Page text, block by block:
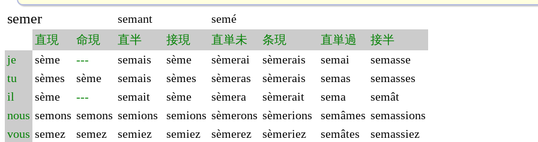
semer semant
semé
直現
命現 直半 接現 直単未 条現 直単過
接半
je
sème --- semais sème sèmerai sèmerais semai
semasse
tu
sèmes sème semais sèmes sèmeras sèmerais semas
semasses
il
sème --- semait sème sèmera sèmerait sema
semât
nous semons semons semions semions sèmerons sèmerions semâmes semassions
vous semez semez semiez semiez sèmerez sèmeriez semâtes
semassiez